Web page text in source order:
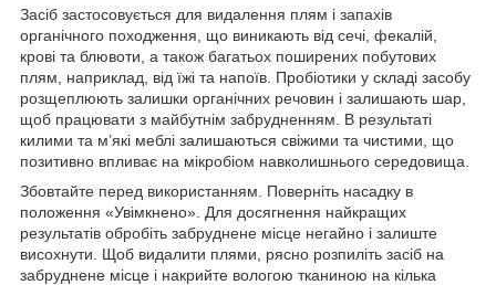
Засіб застосовується для видалення плям і запахів
органічного походження, що виникають від сечі, фекалій,
крові та блювоти, а також багатьох поширених побутових
плям, наприклад, від їжі та напоїв. Пробіотики у складі засобу
розщеплюють залишки органічних речовин і залишають шар,
щоб працювати з майбутнім забрудненням. В результаті
килими та м’які меблі залишаються свіжими та чистими, що
позитивно впливає на мікробіом навколишнього середовища.
Збовтайте перед використанням. Поверніть насадку в
положення «Увімкнено». Для досягнення найкращих
результатів обробіть забруднене місце негайно і залиште
висохнути. Щоб видалити плями, рясно розпиліть засіб на
забруднене місце і накрийте вологою тканиною на кілька